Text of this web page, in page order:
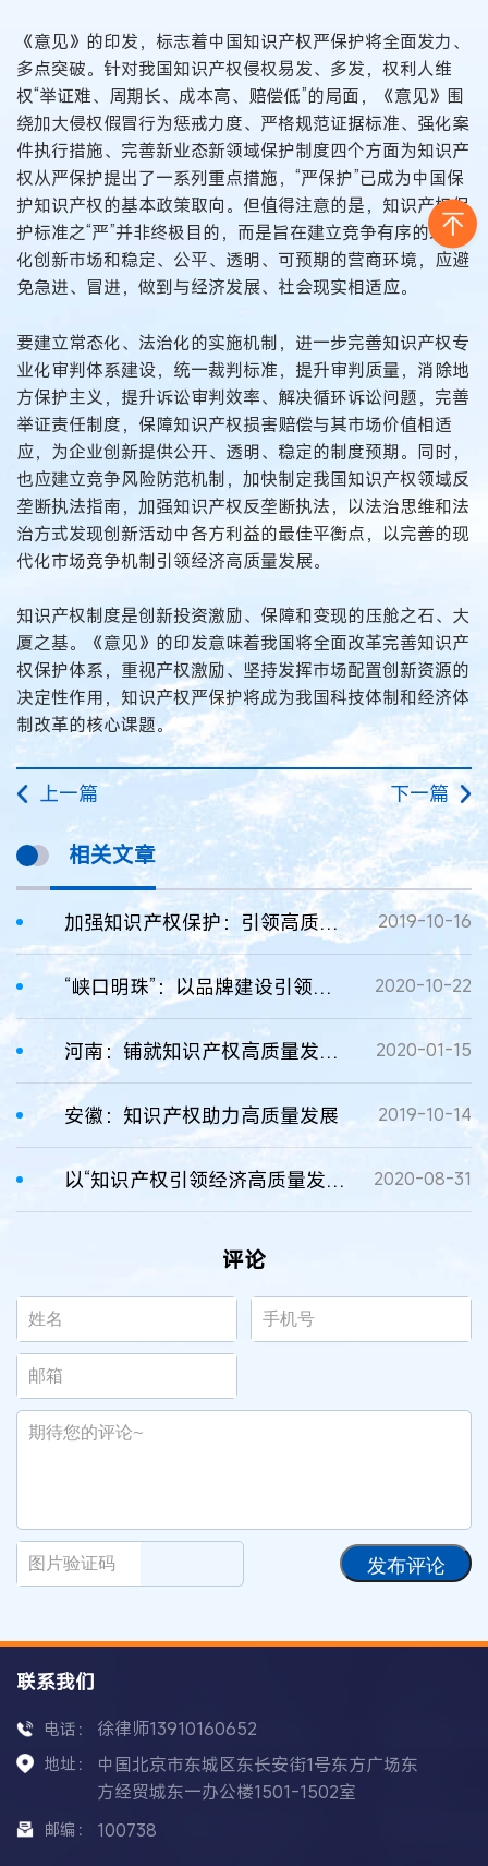
《意见》的印发，标志着中国知识产权严保护将全面发力、
多点突破。针对我国知识产权侵权易发、多发，权利人维
权“举证难、周期长、成本高、赔偿低”的局面，《意见》围
绕加大侵权假冒行为惩戒力度、严格规范证据标准、强化案
件执行措施、完善新业态新领域保护制度四个方面为知识产
权从严保护提出了一系列重点措施，“严保护”已成为中国保
护知识产权的基本政策取向。但值得注意的是，知识产权保
护标准之“严”并非终极目的，而是旨在建立竞争有序的现代
化创新市场和稳定、公平、透明、可预期的营商环境，应避
免急进、冒进，做到与经济发展、社会现实相适应。
要建立常态化、法治化的实施机制，进一步完善知识产权专
业化审判体系建设，统一裁判标准，提升审判质量，消除地
方保护主义，提升诉讼审判效率、解决循环诉讼问题，完善
举证责任制度，保障知识产权损害赔偿与其市场价值相适
应，为企业创新提供公开、透明、稳定的制度预期。同时，
也应建立竞争风险防范机制，加快制定我国知识产权领域反
垄断执法指南，加强知识产权反垄断执法，以法治思维和法
治方式发现创新活动中各方利益的最佳平衡点，以完善的现
代化市场竞争机制引领经济高质量发展。
知识产权制度是创新投资激励、保障和变现的压舱之石、大
厦之基。《意见》的印发意味着我国将全面改革完善知识产
权保护体系，重视产权激励、坚持发挥市场配置创新资源的
决定性作用，知识产权严保护将成为我国科技体制和经济体
制改革的核心课题。
上一篇 下一篇
相关文章
加强知识产权保护：引领高质量发展的中国方案 2019-10-16
“峡口明珠”：以品牌建设引领高质量发展 2020-10-22
河南：铺就知识产权高质量发展之路 2020-01-15
安徽：知识产权助力高质量发展 2019-10-14
以“知识产权引领经济高质量发展”为主题——第十二届专交会将于11月举办 2020-08-31
评论
发布评论
联系我们
电话： 徐律师13910160652
地址：
中国北京市东城区东长安街1号东方广场东
方经贸城东一办公楼1501-1502室
邮编： 100738